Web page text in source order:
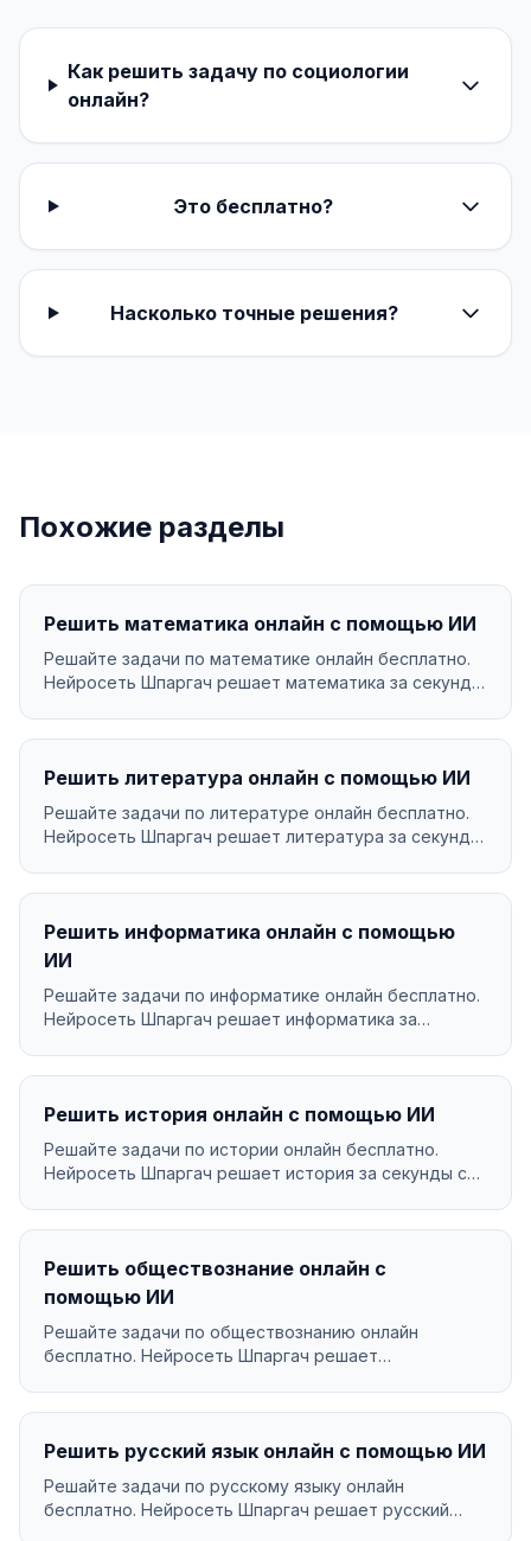
Как решить задачу по социологии
онлайн?
Это бесплатно?
Насколько точные решения?
Похожие разделы
Решить математика онлайн с помощью ИИ
Решайте задачи по математике онлайн бесплатно.
Нейросеть Шпаргач решает математика за секунды
Решить литература онлайн с помощью ИИ
Решайте задачи по литературе онлайн бесплатно.
Нейросеть Шпаргач решает литература за секунды
Решить информатика онлайн с помощью
ИИ
Решайте задачи по информатике онлайн бесплатно.
Нейросеть Шпаргач решает информатика за
Решить история онлайн с помощью ИИ
Решайте задачи по истории онлайн бесплатно.
Нейросеть Шпаргач решает история за секунды с
Решить обществознание онлайн с
помощью ИИ
Решайте задачи по обществознанию онлайн
бесплатно. Нейросеть Шпаргач решает
Решить русский язык онлайн с помощью ИИ
Решайте задачи по русскому языку онлайн
бесплатно. Нейросеть Шпаргач решает русский